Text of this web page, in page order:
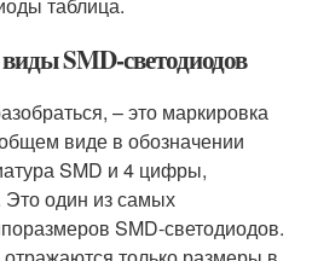
SMD-светодиодов
– это маркировка
виде в обозначении
SMD и 4 цифры,
один из самых
SMD-светодиодов.